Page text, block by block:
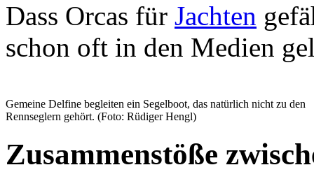
Dass Orcas für Jachten
schon oft in den Medien
Gemeine Delfine begleiten ein Segelboot, das natürlich nicht zu den
Rennseglern gehört. (Foto: Rüdiger Hengl)
Zusammenstöße